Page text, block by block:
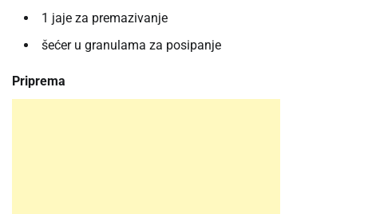
1 jaje za premazivanje
šećer u granulama za posipanje
Priprema